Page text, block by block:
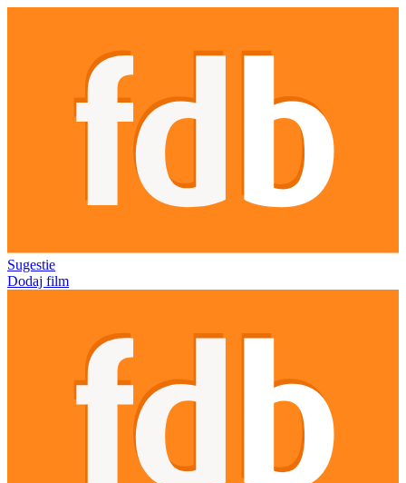
Sugestie
Dodaj film